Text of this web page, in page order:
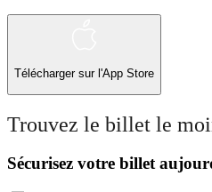
Télécharger sur l'App Store
Trouvez le billet le
Sécurisez votre billet